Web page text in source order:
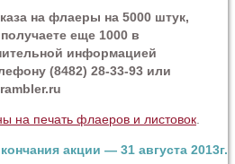
на флаеры на 5000 штук,
еще 1000 в
информацией
(8482) 28-33-93 или
на печать флаеров и листовок.
акции — 31 августа 2013г.